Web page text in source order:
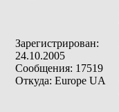
Зарегистрирован:
24.10.2005
Сообщения: 17519
Откуда: Europe UA